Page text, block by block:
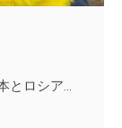
とロシア…